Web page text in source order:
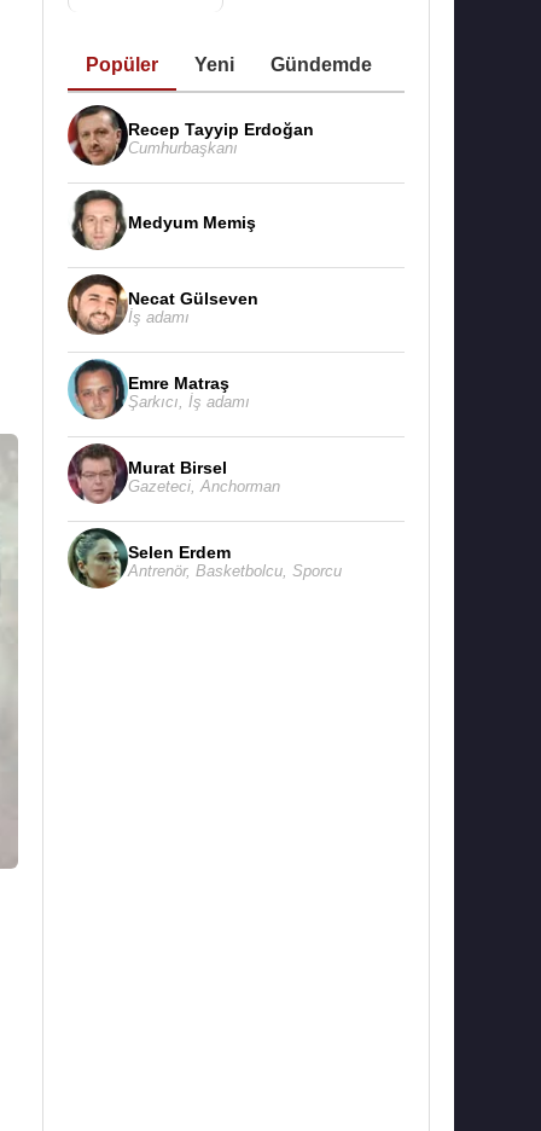
Popüler Yeni Gündemde
Recep Tayyip Erdoğan
Cumhurbaşkanı
Medyum Memiş
Necat Gülseven
İş adamı
Emre Matraş
Şarkıcı İş adamı
Murat Birsel
Gazeteci, Anchorman
Selen Erdem
Antrenör, Basketbolcu, Sporcu